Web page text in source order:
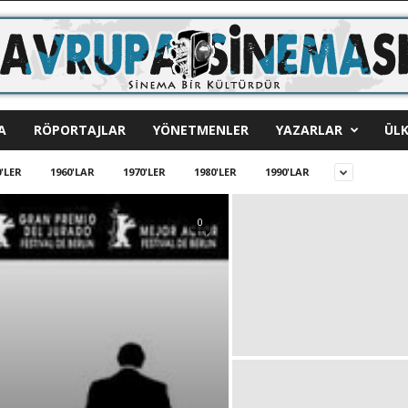
RÖPORTAJLAR YÖNETMENLER YAZARLAR
1960'LAR 1970'LER 1980'LER 1990'LAR
0